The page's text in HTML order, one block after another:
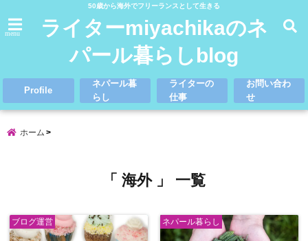
50歳から海外でフリーランスとして生きる
menu
ライターmiyachikaのネ
パール暮らしblog
Profile
ネパール暮
らし
ライターの
仕事
お問い合わ
せ
ホーム
「 海外 」 一覧
ブログ運営 ネパール暮らし